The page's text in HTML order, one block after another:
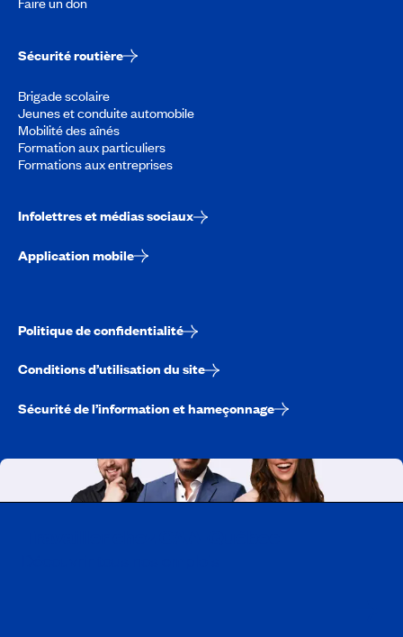
Sécurité routière
Brigade scolaire
Jeunes et conduite automobile
Mobilité des aînés
Formation aux particuliers
Formations aux entreprises
Infolettres et médias sociaux
Application mobile
Politique de confidentialité
Conditions d’utilisation du site
Sécurité de l’information et hameçonnage